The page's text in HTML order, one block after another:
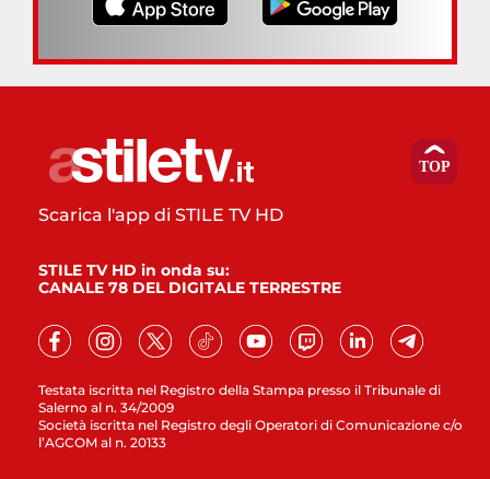
Testata iscritta nel Registro della Stampa presso il Tribunale di
Salerno al n. 34/2009
Società iscritta nel Registro degli Operatori di Comunicazione c/o
l’AGCOM al n. 20133
Scarica l'app di STILE TV HD
STILE TV HD in onda su:
CANALE 78 DEL DIGITALE TERRESTRE